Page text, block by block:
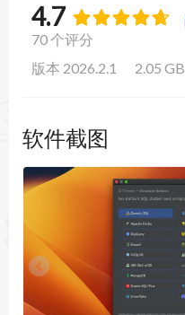
4.7
70 个评分
版本 2026.2.1 2.05 GB
软件截图